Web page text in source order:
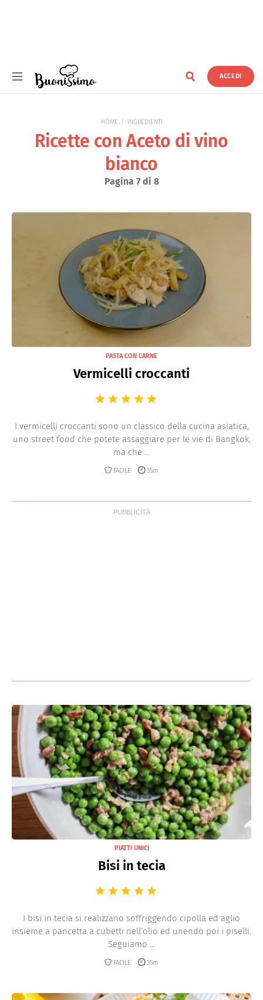
ACCEDI
HOME INGREDIENTI
Ricette con Aceto di vino
bianco
Pagina 7 di 8
PASTA CON CARNE
Vermicelli croccanti
I vermicelli croccanti sono un classico della cucina asiatica,
uno street food che potete assaggiare per le vie di Bangkok,
ma che ...
FACILE 35m
PIATTI UNICI
Bisi in tecia
I bisi in tecia si realizzano soffriggendo cipolla ed aglio
insieme a pancetta a cubetti nell’olio ed unendo poi i piselli.
Seguiamo ...
FACILE 35m